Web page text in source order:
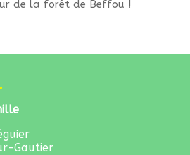
pour faire vivre l’anglais
de la forêt de Beffou !